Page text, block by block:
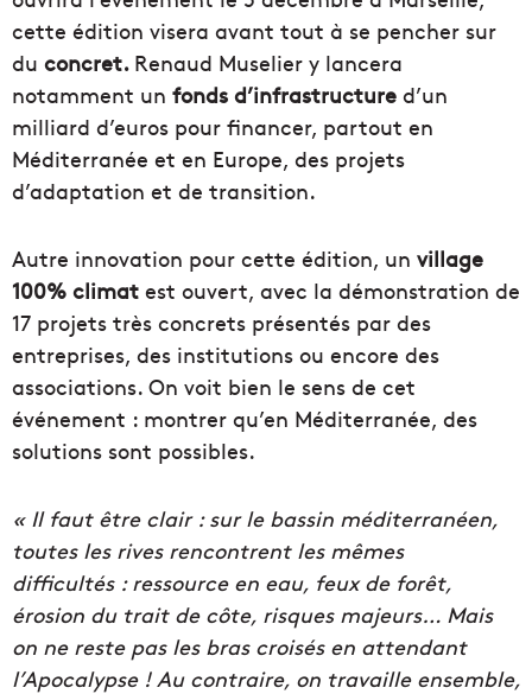
cette édition visera avant tout à se pencher sur
du concret. Renaud Muselier y lancera
notamment un fonds d’infrastructure d’un
milliard d’euros pour financer, partout en
Méditerranée et en Europe, des projets
d’adaptation et de transition.
Autre innovation pour cette édition, un village
100% climat est ouvert, avec la démonstration de
17 projets très concrets présentés par des
entreprises, des institutions ou encore des
associations. On voit bien le sens de cet
événement : montrer qu’en Méditerranée, des
solutions sont possibles.
« Il faut être clair : sur le bassin méditerranéen,
toutes les rives rencontrent les mêmes
difficultés : ressource en eau, feux de forêt,
érosion du trait de côte, risques majeurs… Mais
on ne reste pas les bras croisés en attendant
l’Apocalypse ! Au contraire, on travaille ensemble,